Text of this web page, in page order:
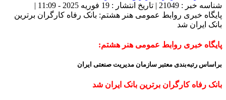
شناسه خبر : 21049 | تاریخ انتشار : 19 فوریه 2025 - 11:09 |
پایگاه خبری روابط عمومی هنر هشتم: بانک رفاه کارگران برترین
بانک ایران شد
پایگاه خبری روابط عمومی هنر هشتم:
براساس رتبه‌بندی معتبر سازمان مدیریت صنعتی ایران
بانک رفاه کارگران برترین بانک ایران شد